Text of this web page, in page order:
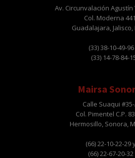
Av. Circunvalación Agustín
Col. Moderna
Guadalajara, Jalisco,
(33) 38-10-49-
(33) 14-78-84-
Mairsa
Calle Suaqui
Col. Pimentel C.P.
Hermosillo, Sonora,
(66) 22-10-22-29
(66) 22-67-20-32